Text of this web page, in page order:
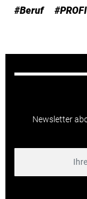
#Beruf #PROFI
Newsletter